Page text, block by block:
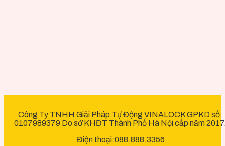
Công Ty TNHH Giải Pháp Tự Động VINALOCK GPKD số:
0107989379 Do sở KHĐT Thành Phố Hà Nội cấp năm
Điện thoại:088.888.3356